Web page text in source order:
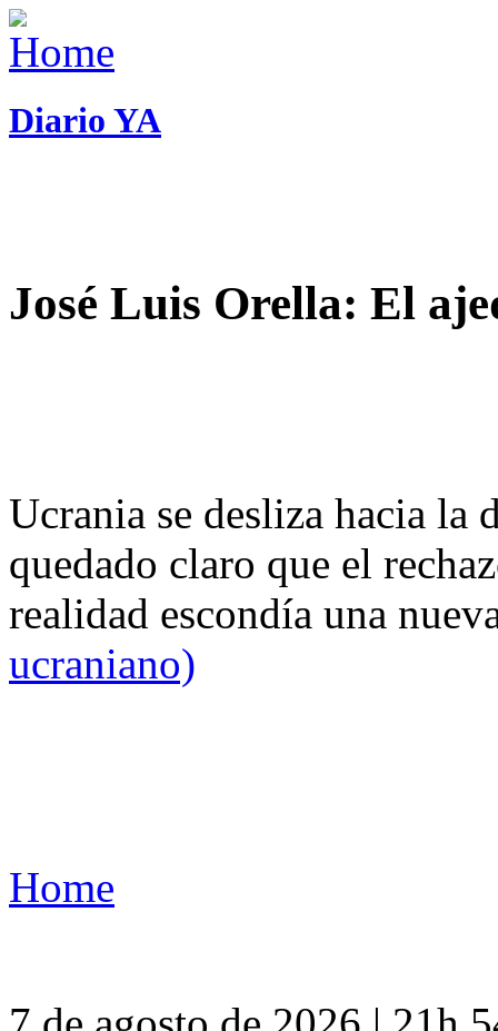
Diario YA
José Luis Orella: El
Ucrania se desliza hacia
quedado claro que el
realidad escondía una
ucraniano)
Home